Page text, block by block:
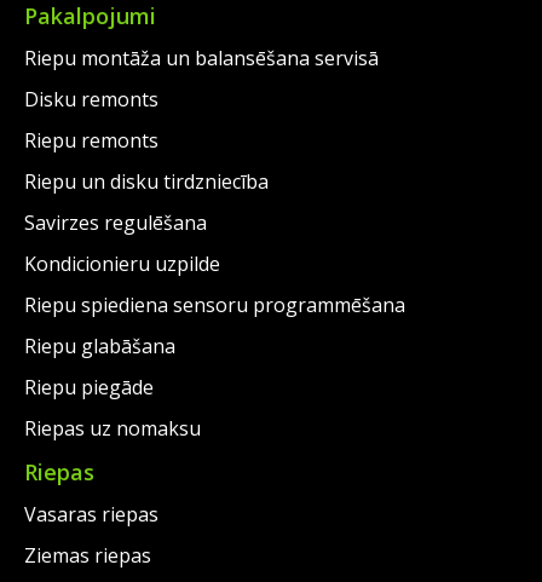
Pakalpojumi
Riepu montāža un balansēšana servisā
Disku remonts
Riepu remonts
Riepu un disku tirdzniecība
Savirzes regulēšana
Kondicionieru uzpilde
Riepu spiediena sensoru programmēšana
Riepu glabāšana
Riepu piegāde
Riepas uz nomaksu
Riepas
Vasaras riepas
Ziemas riepas